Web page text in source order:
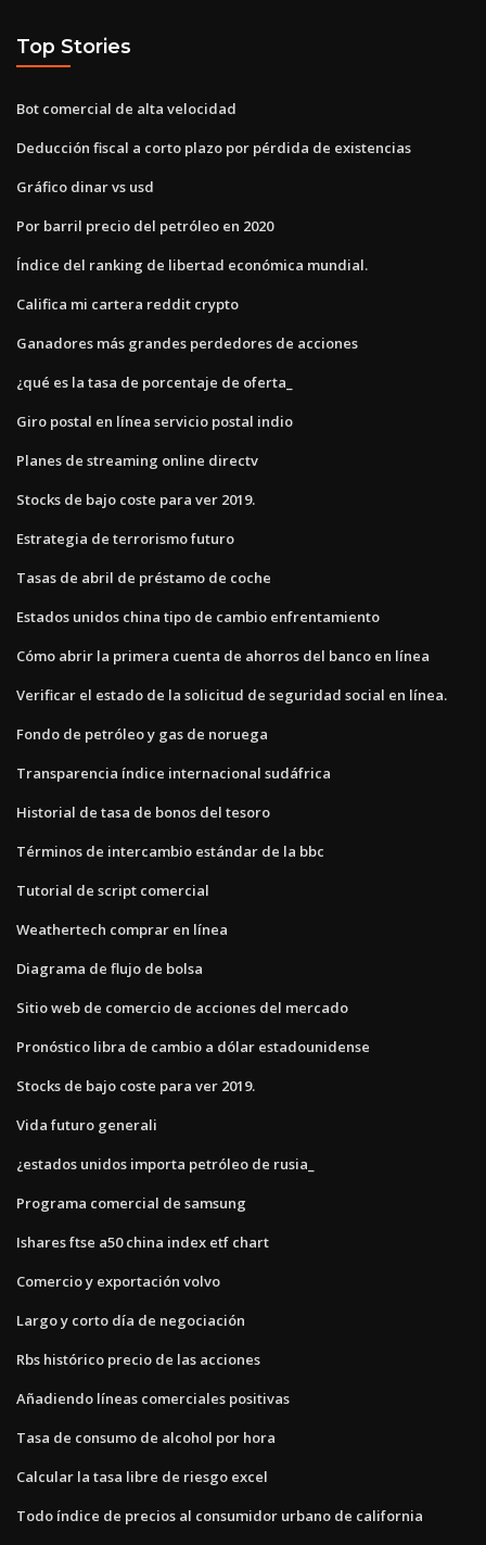
Top Stories
Bot comercial de alta velocidad
Deducción fiscal a corto plazo por pérdida de existencias
Gráfico dinar vs usd
Por barril precio del petróleo en 2020
Índice del ranking de libertad económica mundial.
Califica mi cartera reddit crypto
Ganadores más grandes perdedores de acciones
¿qué es la tasa de porcentaje de oferta_
Giro postal en línea servicio postal indio
Planes de streaming online directv
Stocks de bajo coste para ver 2019.
Estrategia de terrorismo futuro
Tasas de abril de préstamo de coche
Estados unidos china tipo de cambio enfrentamiento
Cómo abrir la primera cuenta de ahorros del banco en línea
Verificar el estado de la solicitud de seguridad social en línea.
Fondo de petróleo y gas de noruega
Transparencia índice internacional sudáfrica
Historial de tasa de bonos del tesoro
Términos de intercambio estándar de la bbc
Tutorial de script comercial
Weathertech comprar en línea
Diagrama de flujo de bolsa
Sitio web de comercio de acciones del mercado
Pronóstico libra de cambio a dólar estadounidense
Stocks de bajo coste para ver 2019.
Vida futuro generali
¿estados unidos importa petróleo de rusia_
Programa comercial de samsung
Ishares ftse a50 china index etf chart
Comercio y exportación volvo
Largo y corto día de negociación
Rbs histórico precio de las acciones
Añadiendo líneas comerciales positivas
Tasa de consumo de alcohol por hora
Calcular la tasa libre de riesgo excel
Todo índice de precios al consumidor urbano de california